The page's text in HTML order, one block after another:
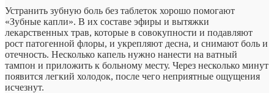
Устранить зубную боль без таблеток хорошо помогают
«Зубные капли». В их составе эфиры и вытяжки
лекарственных трав, которые в совокупности и подавляют
рост патогенной флоры, и укрепляют десна, и снимают боль и
отечность. Несколько капель нужно нанести на ватный
тампон и приложить к больному месту. Через несколько минут
появится легкий холодок, после чего неприятные ощущения
исчезнут.